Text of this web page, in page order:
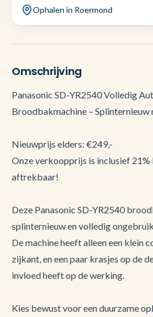
Ophalen in Roermond
Omschrijving
Panasonic SD-YR2540 Volledig
Broodbakmachine – Splinternieuw
Nieuwprijs elders: €249,-
Onze verkoopprijs is inclusief 21%
aftrekbaar!
Deze Panasonic SD-YR2540
splinternieuw en volledig
De machine heeft alleen een klein
zijkant, en een paar krasjes op de
invloed heeft op de werking.
Kies bewust voor een duurzame